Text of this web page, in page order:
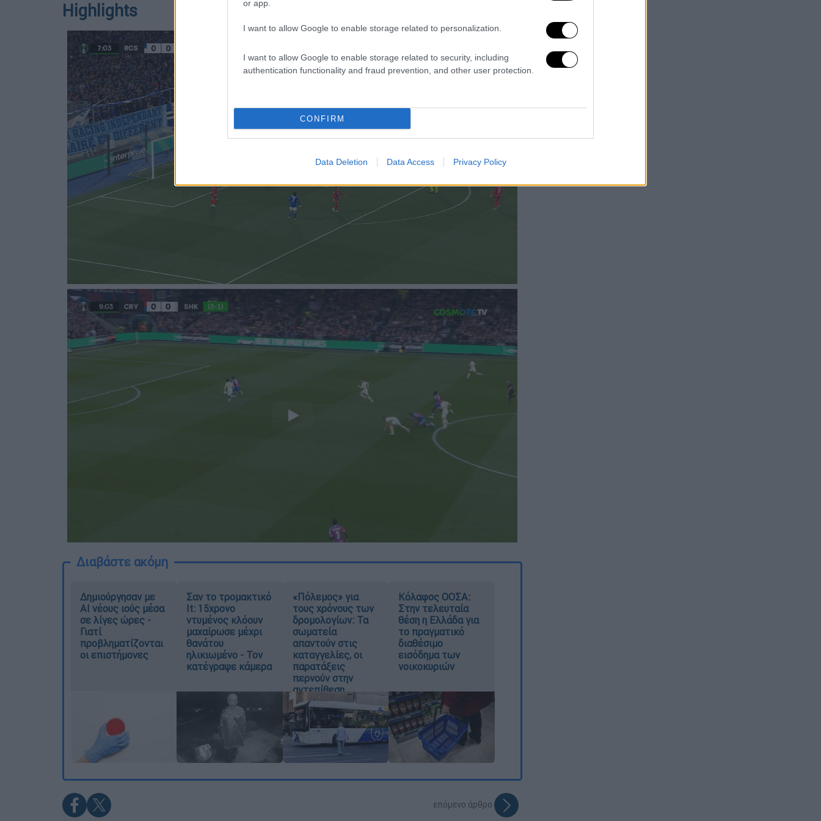
or app.
I want to allow Google to enable storage related to personalization.
I want to allow Google to enable storage related to security, including
authentication functionality and fraud prevention, and other user protection.
CONFIRM
Data Deletion Data Access Privacy Policy
Highlights
Διαβάστε ακόμη
Δημιούργησαν με
AI νέους ιούς μέσα
σε λίγες ώρες -
Γιατί
προβληματίζονται
οι επιστήμονες
Σαν το τρομακτικό
It: 15χρονο
ντυμένος κλόουν
μαχαίρωσε μέχρι
θανάτου
ηλικιωμένο - Τον
κατέγραψε κάμερα
«Πόλεμος» για
τους χρόνους των
δρομολογίων: Τα
σωματεία
απαντούν στις
καταγγελίες, οι
παρατάξεις
περνούν στην
αντεπίθεση
Κόλαφος ΟΟΣΑ:
Στην τελευταία
θέση η Ελλάδα για
το πραγματικό
διαθέσιμο
εισόδημα των
νοικοκυριών
επόμενο άρθρο